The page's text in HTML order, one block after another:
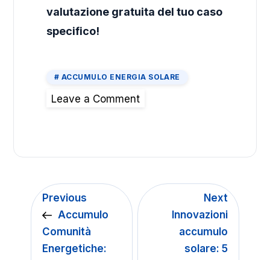
valutazione gratuita del tuo caso
specifico!
ACCUMULO ENERGIA SOLARE
Leave a Comment
Previous
Accumulo
Comunità
Energetiche:
Next
Innovazioni
accumulo
solare: 5